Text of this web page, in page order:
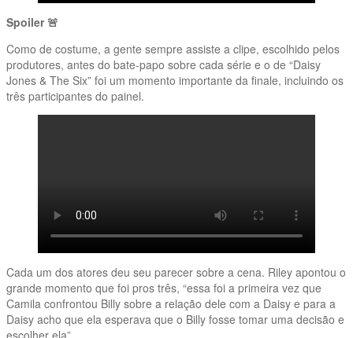
Spoiler 🚨
Como de costume, a gente sempre assiste a clipe, escolhido pelos
produtores, antes do bate-papo sobre cada série e o de “Daisy
Jones & The Six” foi um momento importante da finale, incluindo os
três participantes do painel.
Cada um dos atores deu seu parecer sobre a cena. Riley apontou o
grande momento que foi pros três, “essa foi a primeira vez que
Camila confrontou Billy sobre a relação dele com a Daisy e para a
Daisy acho que ela esperava que o Billy fosse tomar uma decisão e
escolher ela”.